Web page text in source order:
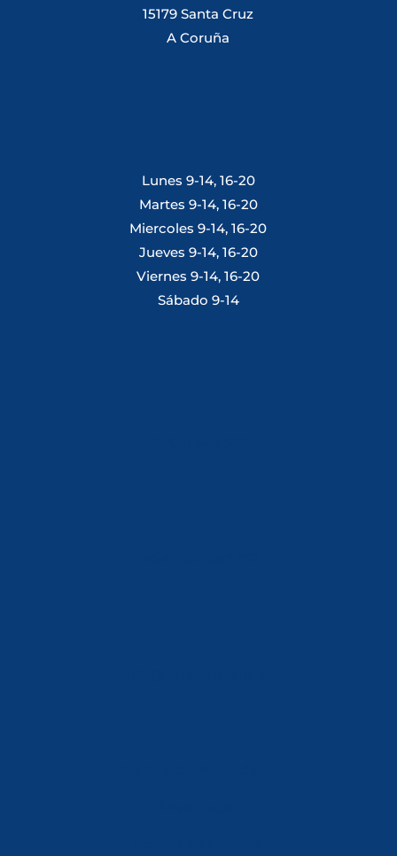
15179 Santa Cruz
A Coruña
Lunes 9-14, 16-20
Martes 9-14, 16-20
Miercoles 9-14, 16-20
Jueves 9-14, 16-20
Viernes 9-14, 16-20
Sábado 9-14